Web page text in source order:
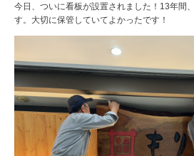
今日、ついに看板が設置されました！13年間
す。大切に保管していてよかったです！